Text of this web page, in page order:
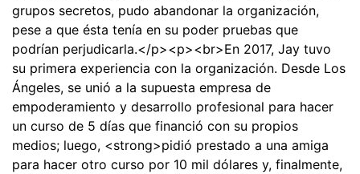
grupos secretos, pudo abandonar la organización,
pese a que ésta tenía en su poder pruebas que
podrían perjudicarla.</p><p><br>En 2017, Jay tuvo
su primera experiencia con la organización. Desde Los
Ángeles, se unió a la supuesta empresa de
empoderamiento y desarrollo profesional para hacer
un curso de 5 días que financió con su propios
medios; luego, <strong>pidió prestado a una amiga
para hacer otro curso por 10 mil dólares y, finalmente,